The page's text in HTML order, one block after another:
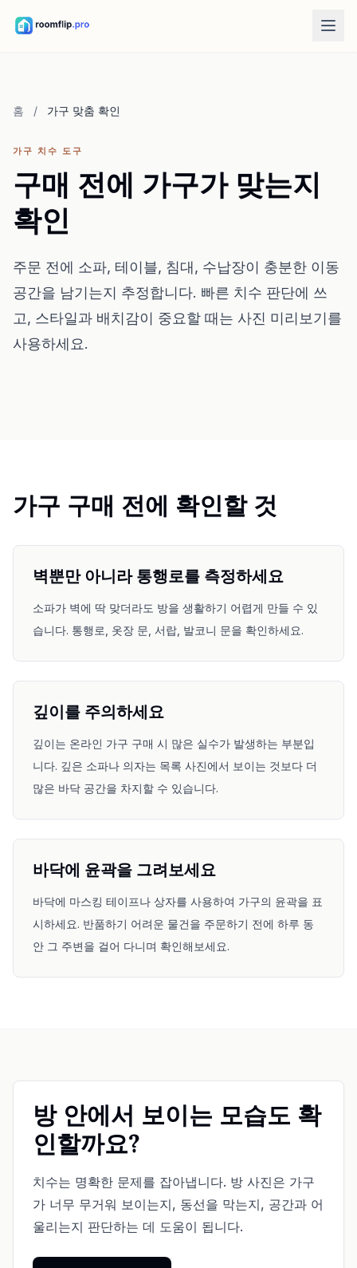
방 사진을 올리고 스타일 방향을 생성합니다.
가구 재배치
방에서 가구 미리보기
구매 전에 소파, 의자, 테이블이 어떻게 보이는지 확인합니다.
방 면적 계산기
계획 전에 바닥과 벽 면적을 계산합니다.
러그 크기 계산기
방에 맞는 러그 시작 크기를 찾습니다.
Pro
🇰🇷
로그인
홈 / 가구 맞춤 확인
가구 치수 도구
구매 전에 가구가 맞는지
확인
주문 전에 소파, 테이블, 침대, 수납장이 충분한 이동
공간을 남기는지 추정합니다. 빠른 치수 판단에 쓰
고, 스타일과 배치감이 중요할 때는 사진 미리보기를
사용하세요.
가구 구매 전에 확인할 것
벽뿐만 아니라 통행로를 측정하세요
소파가 벽에 딱 맞더라도 방을 생활하기 어렵게 만들 수 있
습니다. 통행로, 옷장 문, 서랍, 발코니 문을 확인하세요.
깊이를 주의하세요
깊이는 온라인 가구 구매 시 많은 실수가 발생하는 부분입
니다. 깊은 소파나 의자는 목록 사진에서 보이는 것보다 더
많은 바닥 공간을 차지할 수 있습니다.
바닥에 윤곽을 그려보세요
바닥에 마스킹 테이프나 상자를 사용하여 가구의 윤곽을 표
시하세요. 반품하기 어려운 물건을 주문하기 전에 하루 동
안 그 주변을 걸어 다니며 확인해보세요.
방 안에서 보이는 모습도 확
인할까요?
치수는 명확한 문제를 잡아냅니다. 방 사진은 가구
가 너무 무거워 보이는지, 동선을 막는지, 공간과 어
울리는지 판단하는 데 도움이 됩니다.